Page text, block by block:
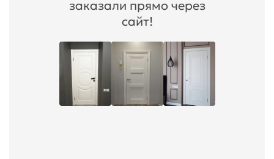
заказали прямо через
сайт!